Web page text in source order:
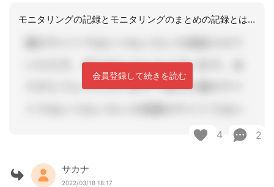
モニタリングの記録とモニタリングのまとめの記録とは別物と考える必要があります。モ
会員登録して続きを読む
4 2
サカナ
2022/03/18 18:17